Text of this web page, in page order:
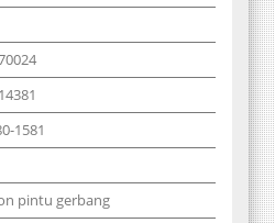
1581
pintu gerbang